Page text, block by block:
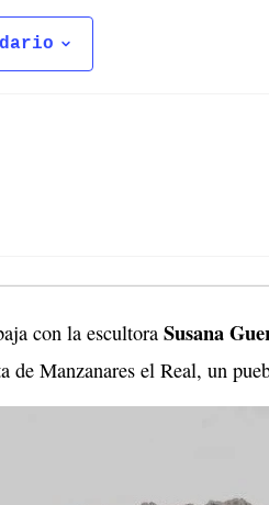
con la escultora Susana
de Manzanares el Real, un